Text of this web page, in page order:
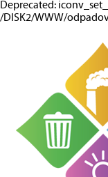
Deprecated:
/DISK2/WWW/